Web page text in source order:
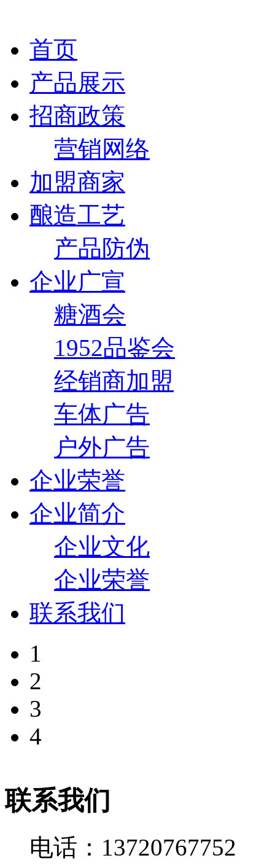
首页
产品展示
招商政策
营销网络
加盟商家
酿造工艺
产品防伪
企业广宣
糖酒会
1952品鉴会
经销商加盟
车体广告
户外广告
企业荣誉
企业简介
企业文化
企业荣誉
联系我们
1
2
3
4
联系我们
电话：13720767752